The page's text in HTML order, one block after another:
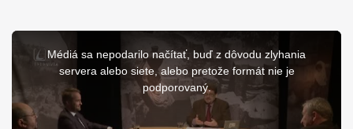
This
window.
Médiá sa nepodarilo načítať, buď z dôvodu zlyhania
servera alebo siete, alebo pretože formát nie je
podporovaný.